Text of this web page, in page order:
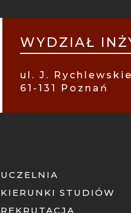
WYDZIAŁ
ul. J.
61-131 Poznań
MOBILE
UCZELNIA
KIERUNKI STUDIÓW
REKRUTACJA